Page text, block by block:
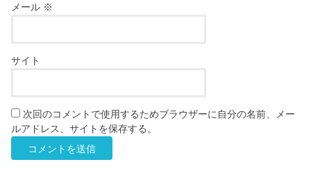
メール ※
サイト
次回のコメントで使用するためブラウザーに自分の名前、メー
ルアドレス、サイトを保存する。